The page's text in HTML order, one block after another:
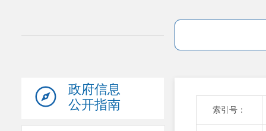
政府信息
公开指南
索引号：